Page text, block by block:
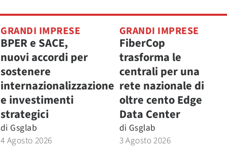
GRANDI IMPRESE
BPER e SACE,
nuovi accordi per
sostenere
internazionalizzazione
e investimenti
strategici
di Gsglab
4 Agosto 2026
GRANDI IMPRESE
FiberCop
trasforma le
centrali per una
rete nazionale di
oltre cento Edge
Data Center
di Gsglab
3 Agosto 2026